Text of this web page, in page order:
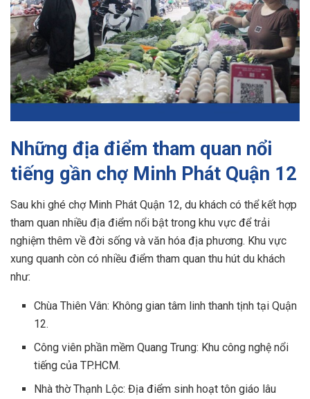
Những địa điểm tham quan nổi
tiếng gần chợ Minh Phát Quận 12
Sau khi ghé chợ Minh Phát Quận 12, du khách có thể kết hợp
tham quan nhiều địa điểm nổi bật trong khu vực để trải
nghiệm thêm về đời sống và văn hóa địa phương. Khu vực
xung quanh còn có nhiều điểm tham quan thu hút du khách
như:
Chùa Thiên Vân: Không gian tâm linh thanh tịnh tại Quận
12.
Công viên phần mềm Quang Trung: Khu công nghệ nổi
tiếng của TP.HCM.
Nhà thờ Thạnh Lộc: Địa điểm sinh hoạt tôn giáo lâu